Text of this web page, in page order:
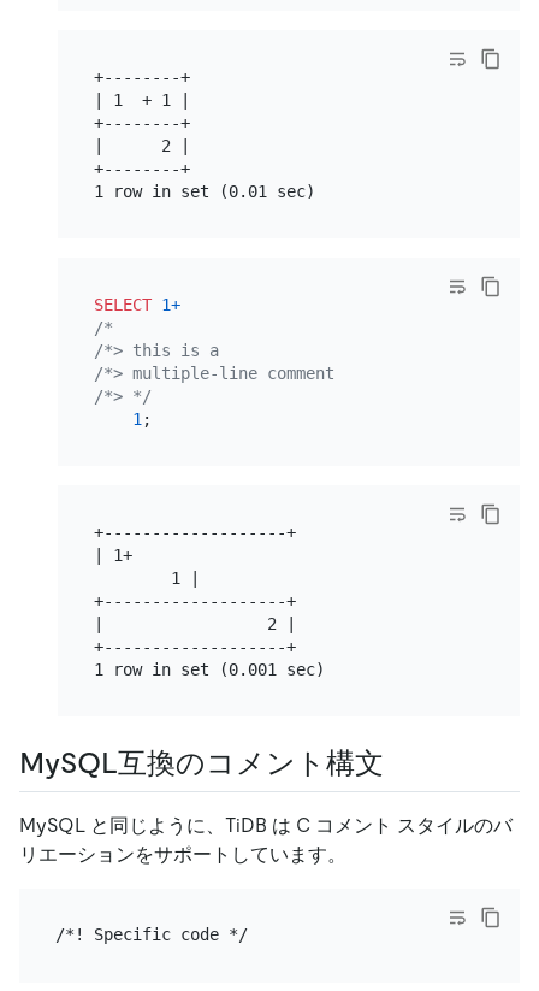
+--------+
| 1  + 1 |
+--------+
|      2 |
+--------+
SELECT 1+
/*
/*> this is a
/*> multiple-line comment
/*> */
1
+-------------------+
| 1+
        1 |
+-------------------+
|                 2 |
+-------------------+
MySQL互換のコメント構文
MySQL と同じように、TiDB は C コメント スタイルのバ
リエーションをサポートしています。
/*! Specific code */